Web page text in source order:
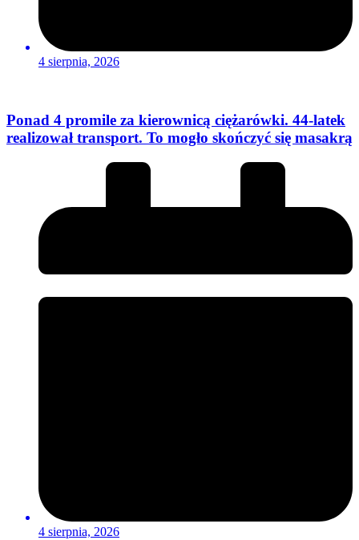
4 sierpnia, 2026
Ponad 4 promile za kierownicą ciężarówki. 44-latek
realizował transport. To mogło skończyć się masakrą
4 sierpnia, 2026